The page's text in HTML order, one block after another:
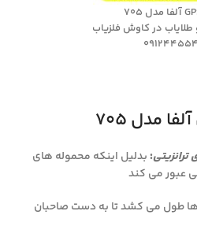
در کاوش فلزیاب
مدل ۷۰۵
ترانزیتی: بدلیل اینکه محموله های
عبور می کند
ها طول می کشد تا به دست صاحبان